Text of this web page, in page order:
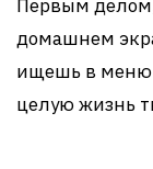
Первым
домашнем
ищешь в меню
целую жизнь